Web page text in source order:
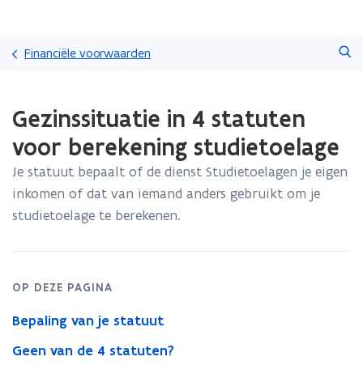
gaan
Financiële voorwaarden
met
laden.
zich
op:
Gezinssituatie
voor
studietoelage
Gezinssituatie in 4 statuten
voor berekening studietoelage
Je statuut bepaalt of de dienst Studietoelagen je eigen
inkomen of dat van iemand anders gebruikt om je
studietoelage te berekenen.
OP DEZE PAGINA
Bepaling van je statuut
Geen van de 4 statuten?